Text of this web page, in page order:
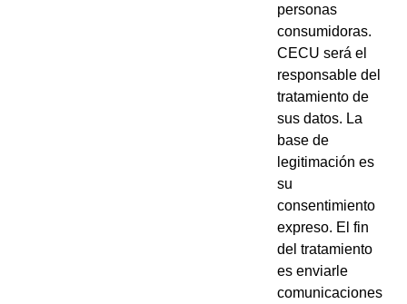
personas
consumidoras.
CECU será el
responsable del
tratamiento de
sus datos. La
base de
legitimación es
su
consentimiento
expreso. El fin
del tratamiento
es enviarle
comunicaciones